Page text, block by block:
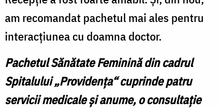
am recomandat pachetul mai ales pentru
interacţiunea cu doamna doctor.
Pachetul Sănătate Feminină din cadrul
Spitalului „Providenţa“ cuprinde patru
servicii medicale şi anume, o consultaţie